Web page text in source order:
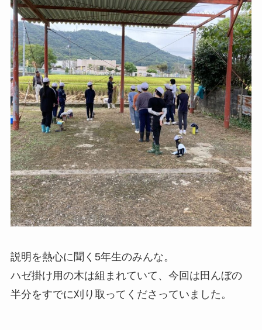
説明を熱心に聞く5年生のみんな。
ハゼ掛け用の木は組まれていて、今回は田んぼの
半分をすでに刈り取ってくださっていました。